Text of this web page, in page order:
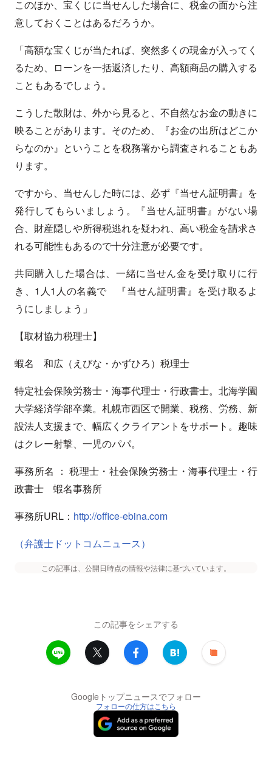
このほか、宝くじに当せんした場合に、税金の面から注
意しておくことはあるだろうか。
「高額な宝くじが当たれば、突然多くの現金が入ってく
るため、ローンを一括返済したり、高額商品の購入する
こともあるでしょう。
こうした散財は、外から見ると、不自然なお金の動きに
映ることがあります。そのため、『お金の出所はどこか
らなのか』ということを税務署から調査されることもあ
ります。
ですから、当せんした時には、必ず『当せん証明書』を
発行してもらいましょう。『当せん証明書』がない場
合、財産隠しや所得税逃れを疑われ、高い税金を請求さ
れる可能性もあるので十分注意が必要です。
共同購入した場合は、一緒に当せん金を受け取りに行
き、1人1人の名義で 『当せん証明書』を受け取るよ
うにしましょう」
【取材協力税理士】
蝦名 和広（えびな・かずひろ）税理士
特定社会保険労務士・海事代理士・行政書士。北海学園
大学経済学部卒業。札幌市西区で開業、税務、労務、新
設法人支援まで、幅広くクライアントをサポート。趣味
はクレー射撃、一児のパパ。
事務所名 ： 税理士・社会保険労務士・海事代理士・行
政書士 蝦名事務所
事務所URL： http://office-ebina.com
（弁護士ドットコムニュース）
この記事は、公開日時点の情報や法律に基づいています。
この記事をシェアする
Googleトップニュースでフォロー
フォローの仕方はこちら